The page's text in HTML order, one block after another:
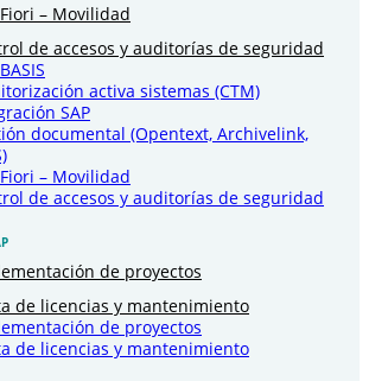
Fiori – Movilidad
de accesos y auditorías de seguridad
activa sistemas (CTM)
SAP
documental (Opentext, Archivelink,
Fiori – Movilidad
de accesos y auditorías de seguridad
de proyectos
de licencias y mantenimiento
de proyectos
de licencias y mantenimiento